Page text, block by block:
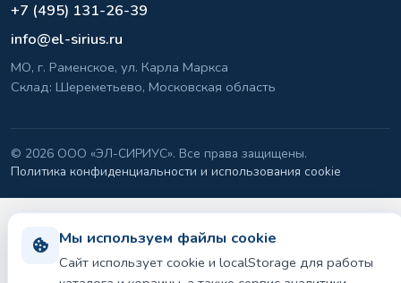
Мы используем файлы cookie
Сайт использует cookie и localStorage для работы
+7 (495) 131-26-39
info@el-sirius.ru
МО, г. Раменское, ул. Карла Маркса
Склад: Шереметьево, Московская область
© 2026 ООО «ЭЛ-СИРИУС». Все права защищены.
Политика конфиденциальности и использования cookie